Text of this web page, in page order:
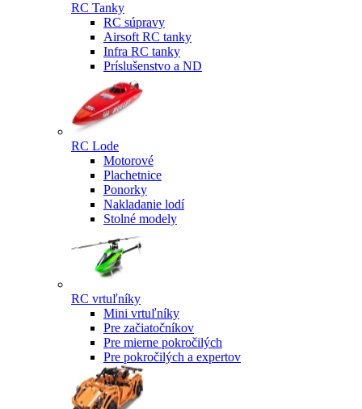
RC Tanky
RC súpravy
Airsoft RC tanky
Infra RC tanky
Príslušenstvo a ND
RC Lode
Motorové
Plachetnice
Ponorky
Nakladanie lodí
Stolné modely
RC vrtuľníky
Mini vrtuľníky
Pre začiatočníkov
Pre mierne pokročilých
Pre pokročilých a expertov